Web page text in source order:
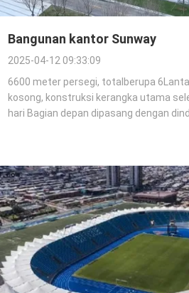
Bangunan kantor Sunway
2025-04-12 09:33:09
6600 meter persegi, totalberupa
kosong, konstruksi kerangka utama
hari Bagian depan dipasang dengan